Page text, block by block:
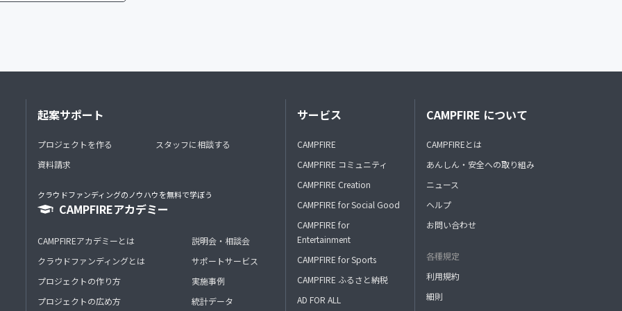
起案サポート
プロジェクトを作る
資料請求
スタッフに相談する
クラウドファンディングのノウハウを無料で学ぼう
CAMPFIREアカデミー
CAMPFIREアカデミーとは
クラウドファンディングとは
プロジェクトの作り方
プロジェクトの広め方
説明会・相談会
サポートサービス
実施事例
統計データ
サービス
CAMPFIRE
CAMPFIRE コミュニティ
CAMPFIRE Creation
CAMPFIRE for Social Good
CAMPFIRE for
Entertainment
CAMPFIRE for Sports
CAMPFIRE ふるさと納税
AD FOR ALL
CAMPFIRE について
CAMPFIREとは
あんしん・安全への取り組み
ニュース
ヘルプ
お問い合わせ
各種規定
利用規約
細則